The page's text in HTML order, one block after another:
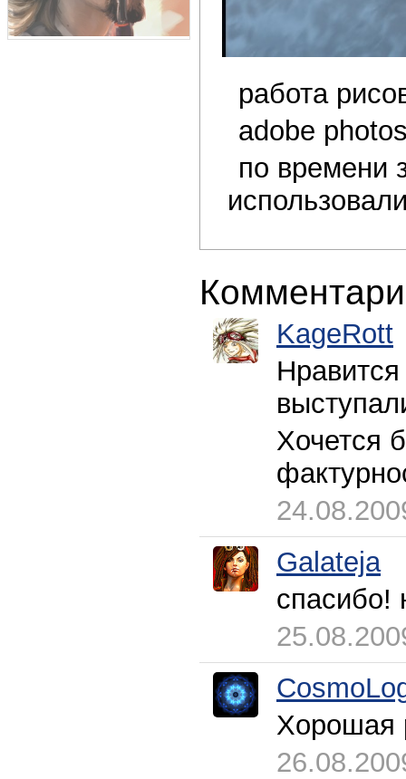
работа
adobe
по времени
KageRott
Хочется
Galateja
спасибо!
Хорошая